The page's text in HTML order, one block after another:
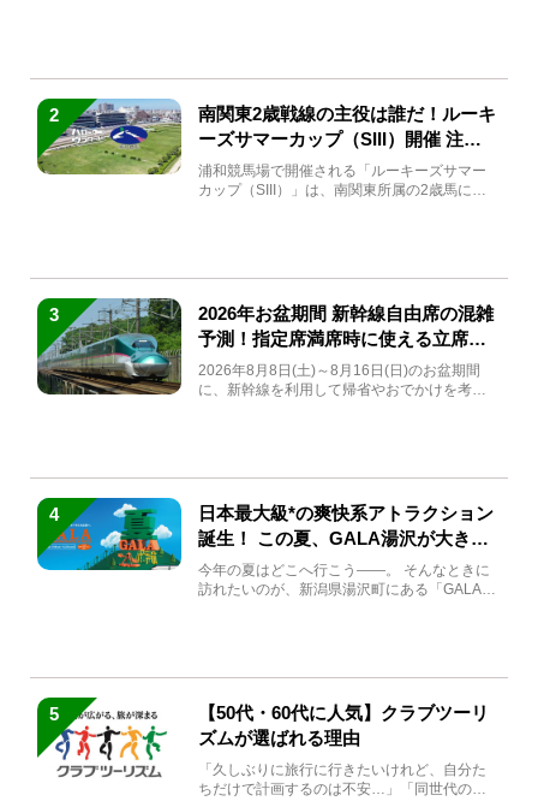
2
南関東2歳戦線の主役は誰だ！ルーキ
ーズサマーカップ（SIII）開催 注目
馬と見どころをチェック
浦和競馬場で開催される「ルーキーズサマー
カップ（SIII）」は、南関東所属の2歳馬によ
3
2026年お盆期間 新幹線自由席の混雑
予測！指定席満席時に使える立席特
急券も解説
2026年8月8日(土)～8月16日(日)のお盆期間
に、新幹線を利用して帰省やおでかけを考え
4
日本最大級*の爽快系アトラクション
誕生！ この夏、GALA湯沢が大きく
生まれ変わる
今年の夏はどこへ行こう――。 そんなときに
訪れたいのが、新潟県湯沢町にある「GALA湯
5
【50代・60代に人気】クラブツーリ
ズムが選ばれる理由
「久しぶりに旅行に行きたいけれど、自分た
ちだけで計画するのは不安…」「同世代の方